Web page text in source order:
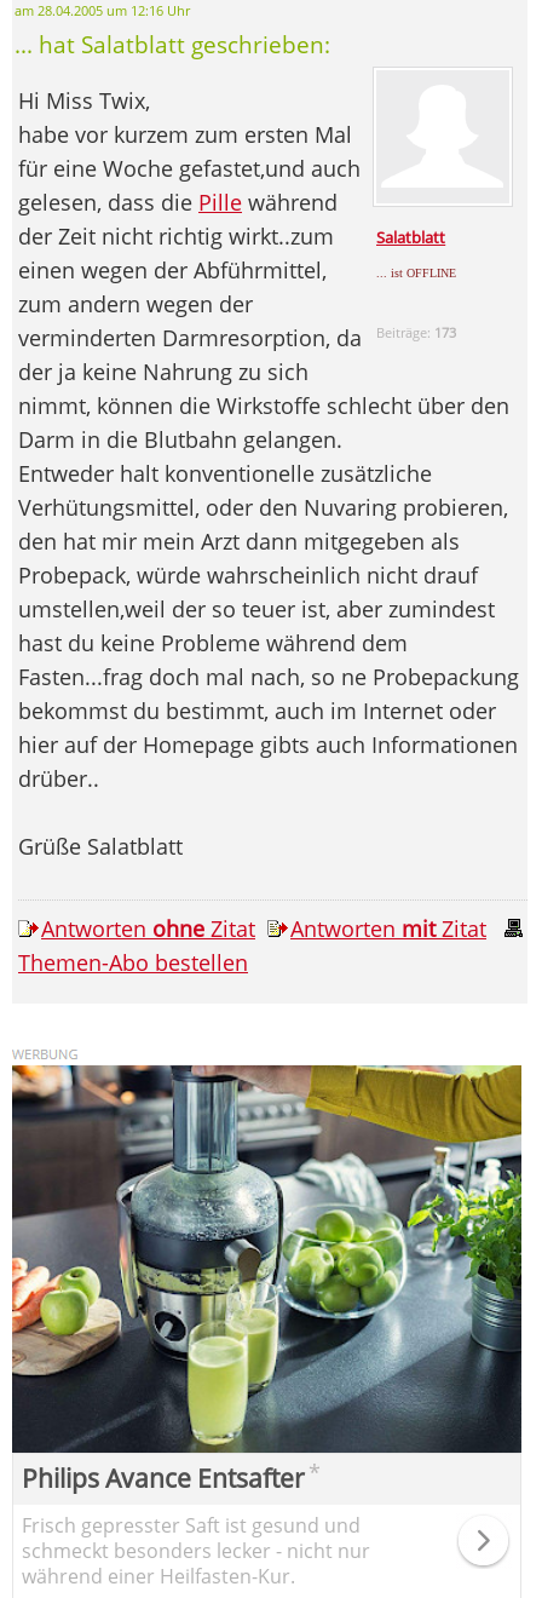
am 28.04.2005 um 12:16 Uhr
... hat Salatblatt geschrieben:
Salatblatt
... ist OFFLINE
Beiträge: 173
Hi Miss Twix,
habe vor kurzem zum ersten Mal
für eine Woche gefastet,und auch
gelesen, dass die Pille während
der Zeit nicht richtig wirkt..zum
einen wegen der Abführmittel,
zum andern wegen der
verminderten Darmresorption, da
der ja keine Nahrung zu sich
nimmt, können die Wirkstoffe schlecht über den
Darm in die Blutbahn gelangen.
Entweder halt konventionelle zusätzliche
Verhütungsmittel, oder den Nuvaring probieren,
den hat mir mein Arzt dann mitgegeben als
Probepack, würde wahrscheinlich nicht drauf
umstellen,weil der so teuer ist, aber zumindest
hast du keine Probleme während dem
Fasten...frag doch mal nach, so ne Probepackung
bekommst du bestimmt, auch im Internet oder
hier auf der Homepage gibts auch Informationen
drüber..
Grüße Salatblatt
Antworten ohne Zitat Antworten mitZitat
Themen-Abo bestellen
Philips Avance Entsafter*
Frisch gepresster Saft ist gesund und
schmeckt besonders lecker - nicht nur
während einer Heilfasten-Kur.